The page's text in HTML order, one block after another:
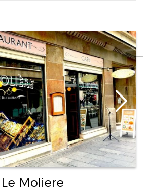
Le Moliere